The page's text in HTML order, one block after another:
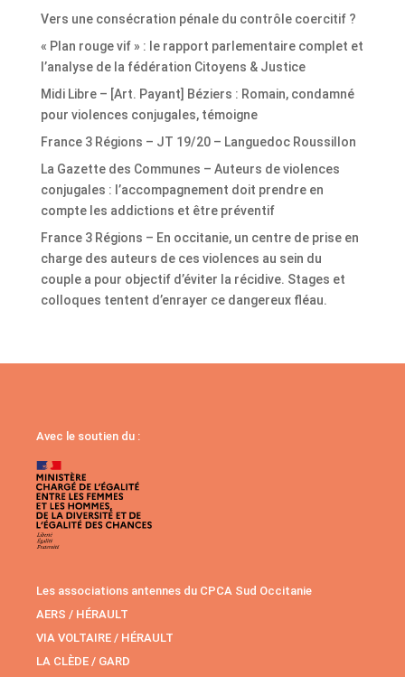
Vers une consécration pénale du contrôle coercitif ?
« Plan rouge vif » : le rapport parlementaire complet et
l’analyse de la fédération Citoyens & Justice
Midi Libre – [Art. Payant] Béziers : Romain, condamné
pour violences conjugales, témoigne
France 3 Régions – JT 19/20 – Languedoc Roussillon
La Gazette des Communes – Auteurs de violences
conjugales : l’accompagnement doit prendre en
compte les addictions et être préventif
France 3 Régions – En occitanie, un centre de prise en
charge des auteurs de ces violences au sein du
couple a pour objectif d’éviter la récidive. Stages et
colloques tentent d’enrayer ce dangereux fléau.
Avec le soutien du :
Les associations antennes du CPCA Sud Occitanie
AERS / HÉRAULT
VIA VOLTAIRE / HÉRAULT
LA CLÈDE / GARD